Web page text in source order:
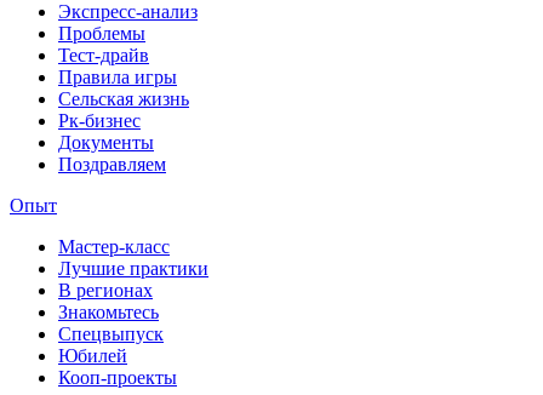
Экспресс-анализ
Проблемы
Тест-драйв
Правила игры
Сельская жизнь
Рк-бизнес
Документы
Поздравляем
Опыт
Мастер-класс
Лучшие практики
В регионах
Знакомьтесь
Спецвыпуск
Юбилей
Кооп-проекты